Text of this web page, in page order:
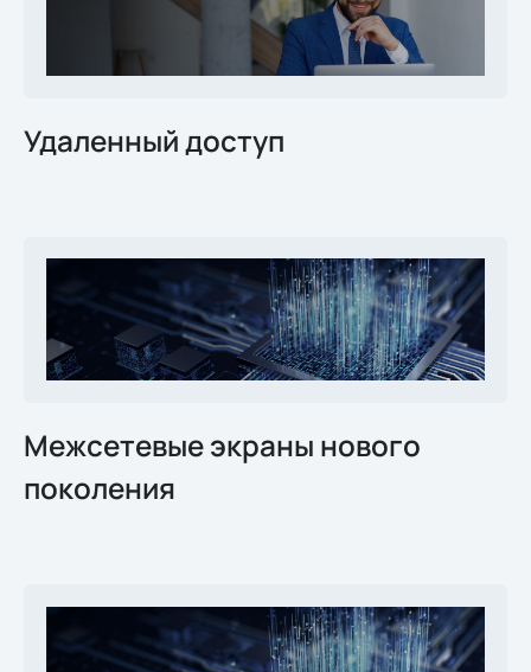
Удаленный доступ
Межсетевые экраны нового
поколения